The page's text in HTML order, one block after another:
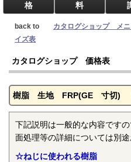
格
料
back to カタログショップ メ
イズ表
カタログショップ 価格表
樹脂 生地 FRP(GE 寸切)
下記説明は一般的な内容です
面処理等の詳細については別途
☆ねじに使われる樹脂